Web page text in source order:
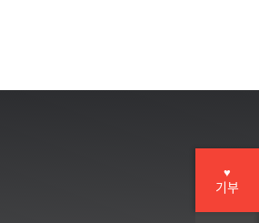
♥
기부